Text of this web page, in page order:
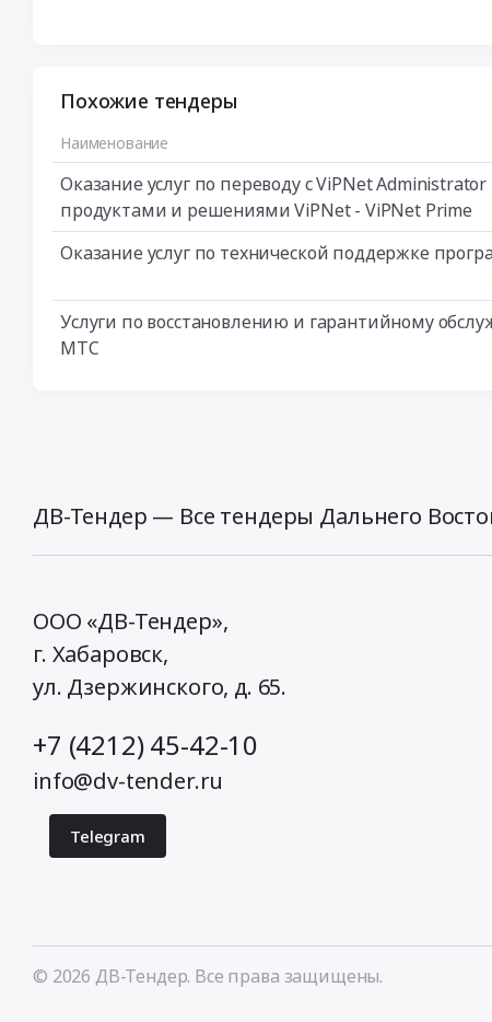
Похожие тендеры
Наименование
Оказание услуг по переводу с ViPNet
продуктами и решениями ViPNet - ViPNet Prime
Оказание услуг по технической поддержке
Услуги по восстановлению и гарантийному
МТС
ДВ-Тендер — Все тендеры Дальнего
ООО «ДВ-Тендер»,
г. Хабаровск,
ул. Дзержинского, д. 65.
+7 (4212) 45-42-10
info@dv-tender.ru
Telegram
© 2026 ДВ-Тендер. Все права защищены.